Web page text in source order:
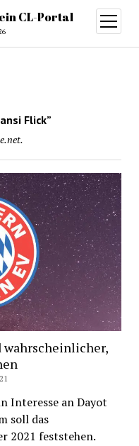
CL-Portal
Menü
öffnen
Flick”
wahrscheinlicher,
Interesse an Dayot
soll das
2021 feststehen.